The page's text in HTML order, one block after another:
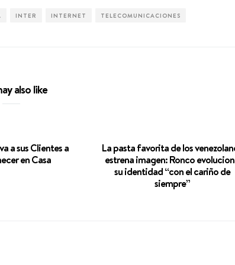
INTER INTERNET TELECOMUNICACIONES
also like
a sus Clientes a
en Casa
La pasta favorita de los
estrena imagen: Ronco
su identidad “con el cariño de
siempre”